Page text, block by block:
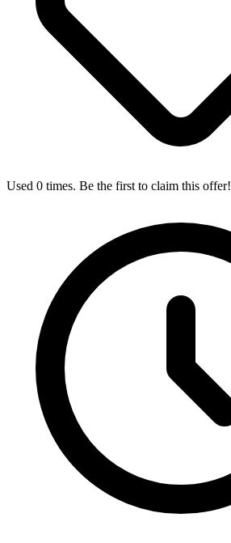
Used 0 times. Be the first to claim this offer!